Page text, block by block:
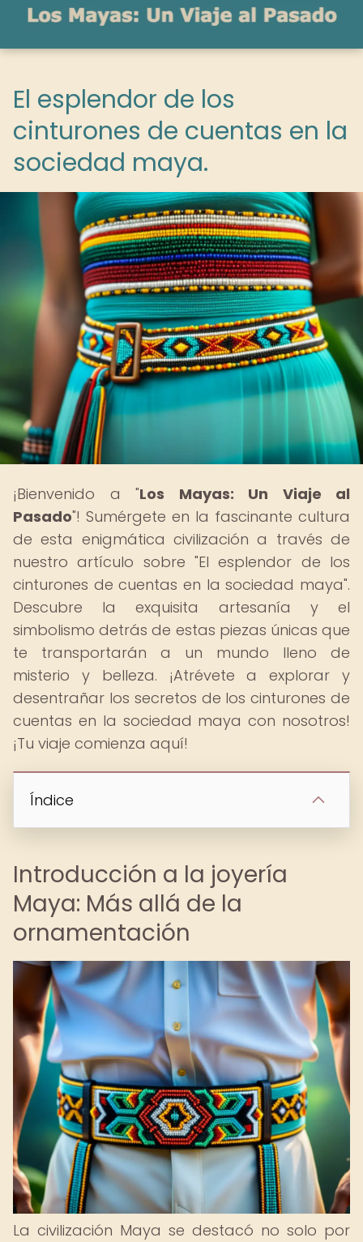
El esplendor de los
cinturones de cuentas en la
sociedad maya.
¡Bienvenido a "Los Mayas: Un Viaje al
Pasado"! Sumérgete en la fascinante cultura
de esta enigmática civilización a través de
nuestro artículo sobre "El esplendor de los
cinturones de cuentas en la sociedad maya".
Descubre la exquisita artesanía y el
simbolismo detrás de estas piezas únicas que
te transportarán a un mundo lleno de
misterio y belleza. ¡Atrévete a explorar y
desentrañar los secretos de los cinturones de
cuentas en la sociedad maya con nosotros!
¡Tu viaje comienza aquí!
Índice
Introducción a la joyería
Maya: Más allá de la
ornamentación
La civilización Maya se destacó no solo por